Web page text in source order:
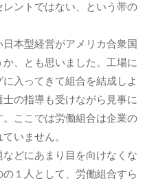
ントではない、という帯の
本型経営がアメリカ合衆国
、とも思いました。工場に
入ってきて組合を結成しよ
の指導も受けながら見事に
ここでは労働組合は企業の
いません。
どにあまり目を向けなくな
１人として、労働組合すら